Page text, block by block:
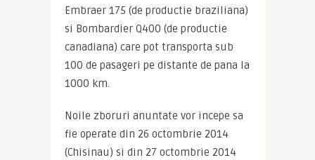
Embraer 175 (de productie braziliana)
si Bombardier Q400 (de productie
canadiana) care pot transporta sub
100 de pasageri pe distante de pana la
1000 km.
Noile zboruri anuntate vor incepe sa
fie operate din 26 octombrie 2014
(Chisinau) si din 27 octombrie 2014